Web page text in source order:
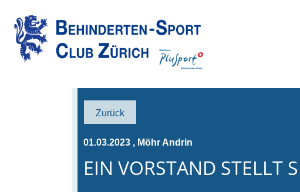
Zurück
01.03.2023 , Möhr Andrin
EIN VORSTAND